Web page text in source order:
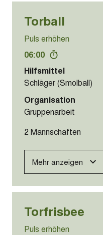
Torball
Puls erhöhen
06:00
Hilfsmittel
Schläger (Smolball)
Organisation
Gruppenarbeit
2 Mannschaften
Mehr anzeigen
Torfrisbee
Puls erhöhen